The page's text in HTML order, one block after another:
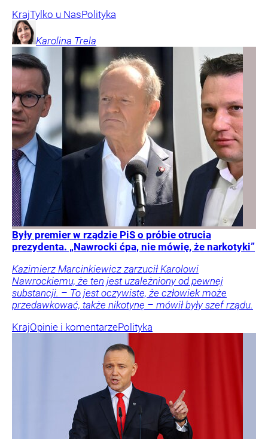
KrajTylko u NasPolityka
Karolina Trela
Były premier w rządzie PiS o próbie otrucia
prezydenta. „Nawrocki ćpa, nie mówię, że narkotyki”
Kazimierz Marcinkiewicz zarzucił Karolowi
Nawrockiemu, że ten jest uzależniony od pewnej
substancji. – To jest oczywiste, że człowiek może
przedawkować, także nikotynę – mówił były szef rządu.
KrajOpinie i komentarzePolityka